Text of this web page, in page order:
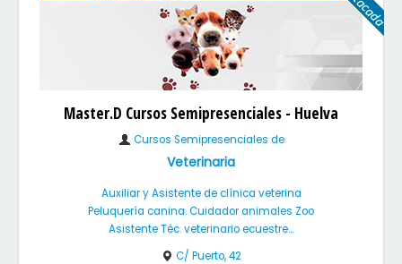
Master.D Cursos Semipresenciales - Huelva
Cursos Semipresenciales de
Veterinaria
Auxiliar y Asistente de clínica veterina
Peluquería canina. Cuidador animales Zoo
Asistente Téc. veterinario ecuestre...
C/ Puerto, 42